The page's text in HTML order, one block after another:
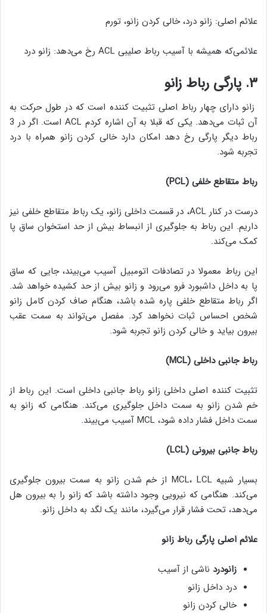
علائم اصلی: زانو درد، خالی کردن زانو، تورم
علائمی‌که همیشه با آسیب رباط صلیبی ACL رخ می‌دهد: زانو درد
۳. پارگی رباط زانو
زانو دارای چهار رباط اصلی تثبیت کننده است که در طول حرکت به
آن ثبات می‌دهد. یکی که قبلا به آن اشاره کردم ACL است. اگر در 3
رباط دیگر پارگی رخ دهد امکان دارد خالی کردن زانو همراه با درد
تجربه شود.
رباط متقاطع خلفی (PCL
)
درست در کنار ACL، در قسمت داخلی زانو، یک رباط متقاطع خلفی نیز
داریم. این رباط به جلوگیری از انبساط بیش از حد استخوان ساق پا
کمک می‌کند.
این رباط معمولا در تصادفات اتومبیل آسیب می‌بیند، جایی که ساق
پا به داخل داشبورد فرو می‌رود و زانو بیش از حد کشیده خواهد شد.
اگر رباط متقاطع خلفی پاره شده باشد، هنگام صاف کردن کامل زانو
شخص احساس ثبات نخواهد کرد. مفصل می‌تواند به سمت عقب
بیرون بیاید و خالی کردن زانو تجربه شود.
رباط جانبی داخلی (MCL
)
تثبیت کننده اصلی داخلی زانو رباط جانبی داخلی است. این رباط از
خم شدن زانو به سمت داخل جلوگیری می‌کند. هنگامی که زانو به
سمت داخل فشار داده شود، MCL آسیب می‌بیند.
رباط جانبی بیرونی (LCL
)
بسیار شبیه MCL، LCL از خم شدن زانو به سمت بیرون جلوگیری
می‌کند. هنگامی که نیرویی وجود داشته باشد که زانو را به بیرون هل
می‌دهد، تحت فشار قرار می‌گیرد، مانند یک لگد به داخل زانو.
علائم اصلی پارگی رباط زانو
زانودرد ناشی از آسیب
درد داخل زانو
خالی کردن زانو